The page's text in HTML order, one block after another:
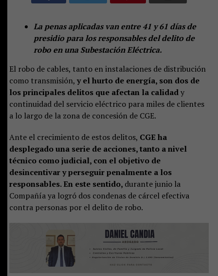
La penas aplicadas van entre 41 y 61 días de
presidio para los responsables del delito de
robo en una Subestación Eléctrica.
El robo de cables, tanto en instalaciones de distribución
como transmisión, y el hurto de energía, son dos de
los principales delitos que afectan la calidady
continuidad del servicio eléctrico para miles de clientes
a lo largo de la zona de concesión de CGE.
Ante el crecimiento de estos delitos, CGE ha
desplegado una serie de acciones, tanto a nivel
técnico como judicial, con el objetivo de
desincentivar y perseguir penalmente a los
responsables. En este sentido, durante junio la
Compañía ya logró dos condenas de cárcel efectiva
contra personas por el delito de robo.